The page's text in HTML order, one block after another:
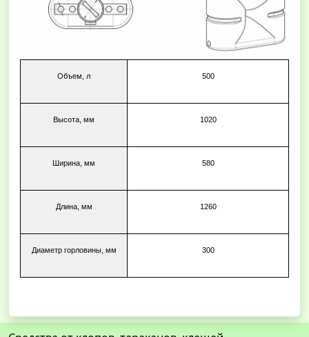
Объем, л 500
Высота, мм 1020
Ширина, мм 580
Длина, мм 1260
Диаметр горловины, мм 300